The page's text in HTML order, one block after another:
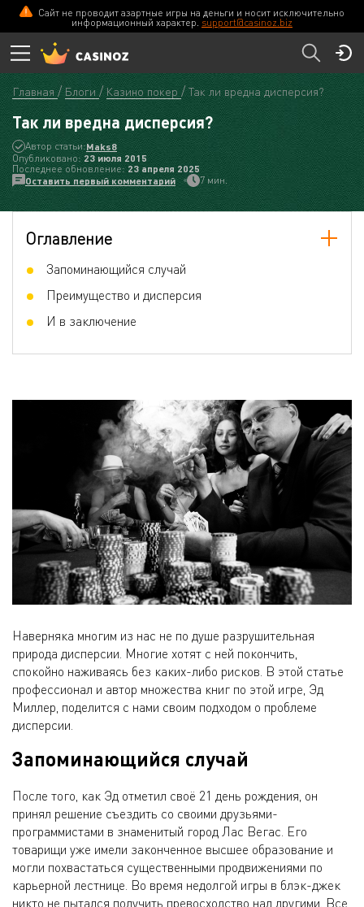
Сайт не проводит азартные игры на деньги и носит исключительно
информационный характер. support@casinoz.biz
Главная Блоги Казино покер Так ли вредна дисперсия?
Так ли вредна дисперсия?
Автор статьи:Maks8
Опубликовано:23 июля 2015
Последнее обновление:23 апреля 2025
Оставить первый комментарий
7 мин.
Оглавление
Запоминающийся случай
Преимущество и дисперсия
И в заключение
Наверняка многим из нас не по душе разрушительная
природа дисперсии. Многие хотят с ней покончить,
спокойно наживаясь без каких-либо рисков. В этой статье
профессионал и автор множества книг по этой игре, Эд
Миллер, поделится с нами своим подходом о проблеме
дисперсии.
Запоминающийся случай
После того, как Эд отметил своё 21 день рождения, он
принял решение съездить со своими друзьями-
программистами в знаменитый город Лас Вегас. Его
товарищи уже имели законченное высшее образование и
могли похвастаться существенными продвижениями по
карьерной лестнице. Во время недолгой игры в блэк-джек
никто не пытался получить превосходство над другими. Все